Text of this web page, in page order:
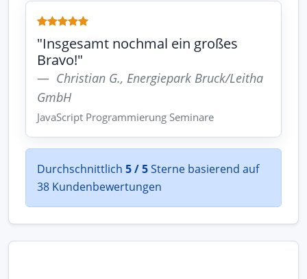
"Insgesamt nochmal ein großes
Bravo!"
Christian G., Energiepark Bruck/Leitha
GmbH
JavaScript Programmierung Seminare
Durchschnittlich 5 / 5Sterne basierend auf
38 Kundenbewertungen